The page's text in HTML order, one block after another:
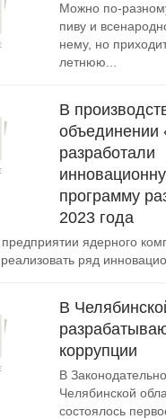
Можно по-
пиву и
нему, но
летнюю...
В
объединении
разработали
программу
2023 года
ядерного
ряд
В
коррупции
В
Челябинской
состоялось